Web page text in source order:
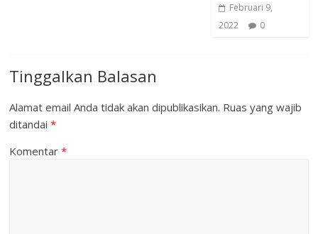
Februari 9,
2022
0
Tinggalkan Balasan
Alamat email Anda tidak akan dipublikasikan. Ruas yang wajib
ditandai*
Komentar*